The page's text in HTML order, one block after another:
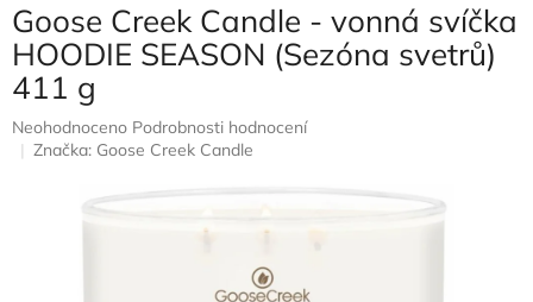
Goose Creek Candle - vonná svíčka
HOODIE SEASON (Sezóna svetrů)
411 g
Průměrné
hodnocení
Neohodnoceno Podrobnosti hodnocení
Značka: Goose Creek Candle